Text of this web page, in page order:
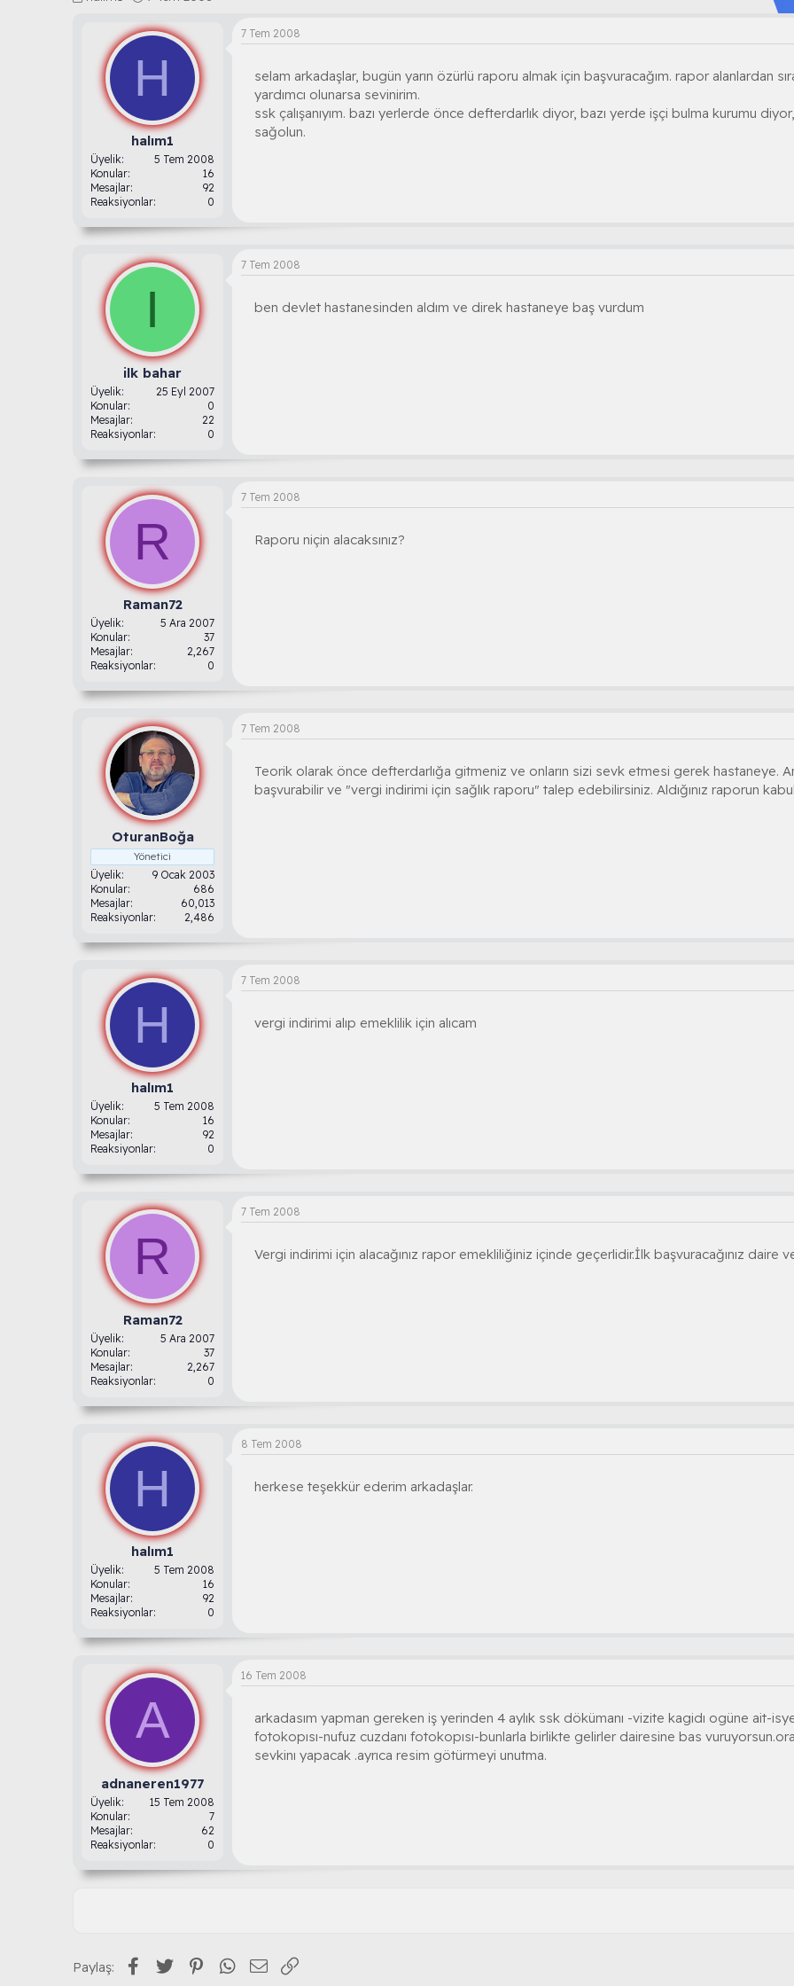
a
a
ş
n
ç
t
h
H
halım1
Üyelik
5 Tem 2008
Konular
16
Mesajlar
92
Reaksiyonlar
0
7 Tem 2008
selam arkadaşlar, bugün yarın özürlü raporu almak için başvuracağım. rapor alanlardan
yardımcı olunarsa sevinirim.
ssk çalışanıyım. bazı yerlerde önce defterdarlık diyor, bazı yerde işçi bulma kurumu
sağolun.
I
ilk bahar
Üyelik
25 Eyl 2007
Konular
0
Mesajlar
22
Reaksiyonlar
0
7 Tem 2008
ben devlet hastanesinden aldım ve direk hastaneye baş vurdum
R
Raman72
Üyelik
5 Ara 2007
Konular
37
Mesajlar
2,267
Reaksiyonlar
0
7 Tem 2008
Raporu niçin alacaksınız?
OturanBoğa
Yönetici
Üyelik
9 Ocak 2003
Konular
686
Mesajlar
60,013
Reaksiyonlar
2,486
7 Tem 2008
Teorik olarak önce defterdarlığa gitmeniz ve onların sizi sevk etmesi gerek hastaneye.
başvurabilir ve "vergi indirimi için sağlık raporu" talep edebilirsiniz. Aldığınız raporun
H
halım1
Üyelik
5 Tem 2008
Konular
16
Mesajlar
92
Reaksiyonlar
0
7 Tem 2008
vergi indirimi alıp emeklilik için alıcam
R
Raman72
Üyelik
5 Ara 2007
Konular
37
Mesajlar
2,267
Reaksiyonlar
0
7 Tem 2008
Vergi indirimi için alacağınız rapor emekliliğiniz içinde geçerlidir.İlk başvuracağınız daire
H
halım1
Üyelik
5 Tem 2008
Konular
16
Mesajlar
92
Reaksiyonlar
0
8 Tem 2008
herkese teşekkür ederim arkadaşlar.
A
adnaneren1977
Üyelik
15 Tem 2008
Konular
7
Mesajlar
62
Reaksiyonlar
0
16 Tem 2008
arkadasım yapman gereken iş yerinden 4 aylık ssk dökümanı -vizite kagidı ogüne ait-
fotokopısı-nufuz cuzdanı fotokopısı-bunlarla birlikte gelirler dairesine bas
sevkinı yapacak .ayrıca resim götürmeyi unutma.
Paylaş: Facebook
Twitter PinterestWhatsApp
E-posta